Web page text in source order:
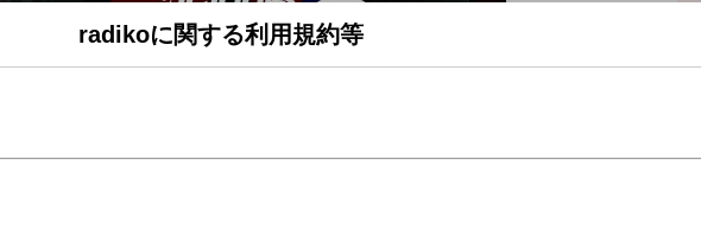
radikoに関する利用規約等